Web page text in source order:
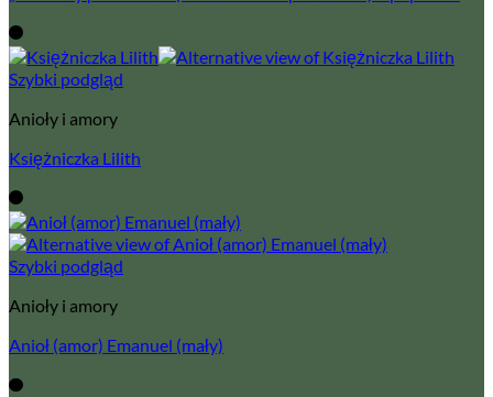
Szybki podgląd
Anioły i amory
Księżniczka Lilith
Szybki podgląd
Anioły i amory
Anioł (amor) Emanuel (mały)